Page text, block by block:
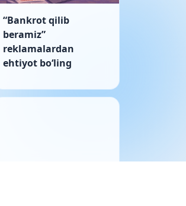
“Bankrot qilib
beramiz”
reklamalardan
ehtiyot boʻling